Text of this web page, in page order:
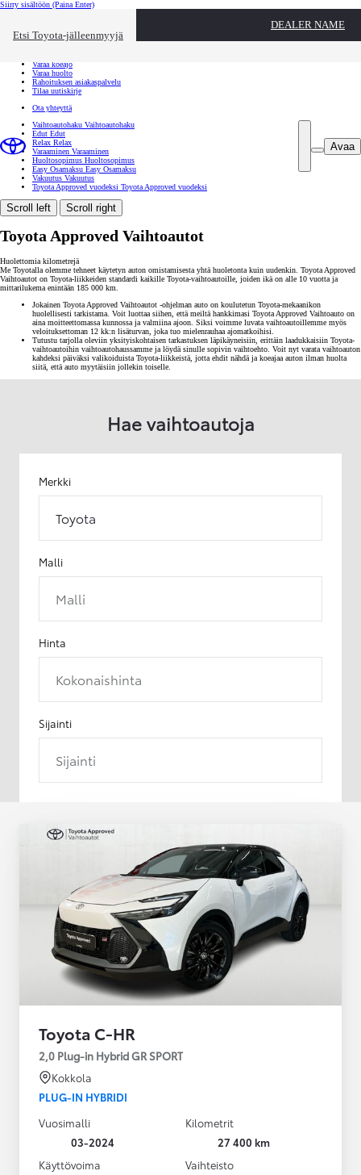
Siirry sisältöön (Paina Enter)
Etsi Toyota-jälleenmyyjä
DEALER NAME
Toyota palvelee Sulje
Varaa koeajo
Varaa huolto
Rahoituksen asiakaspalvelu
Tilaa uutiskirje
Ota yhteyttä
Avaa
Vaihtoautohaku Vaihtoautohaku
Edut Edut
Relax Relax
Varaaminen Varaaminen
Huoltosopimus Huoltosopimus
Easy Osamaksu Easy Osamaksu
Vakuutus Vakuutus
Toyota Approved vuodeksi Toyota Approved vuodeksi
Scroll left Scroll right
Toyota Approved Vaihtoautot
Huolettomia kilometrejä
Me Toyotalla olemme tehneet käytetyn auton omistamisesta yhtä huoletonta kuin uudenkin. Toyota Approved
Vaihtoautot on Toyota-liikkeiden standardi kaikille Toyota-vaihtoautoille, joiden ikä on alle 10 vuotta ja
mittarilukema enintään 185 000 km.
Jokainen Toyota Approved Vaihtoautot -ohjelman auto on koulutetun Toyota-mekaanikon
huolellisesti tarkistama. Voit luottaa siihen, että meiltä hankkimasi Toyota Approved Vaihtoauto on
aina moitteettomassa kunnossa ja valmiina ajoon. Siksi voimme luvata vaihtoautoillemme myös
veloituksettoman 12 kk:n lisäturvan, joka tuo mielenrauhaa ajomatkoihisi.
Tutustu tarjolla oleviin yksityiskohtaisen tarkastuksen läpikäyneisiin, erittäin laadukkaisiin Toyota-
vaihtoautoihin vaihtoautohaussamme ja löydä sinulle sopivin vaihtoehto. Voit nyt varata vaihtoauton
kahdeksi päiväksi valikoiduista Toyota-liikkeistä, jotta ehdit nähdä ja koeajaa auton ilman huolta
siitä, että auto myytäisiin jollekin toiselle.
Hae vaihtoautoja
Merkki
Toyota
Malli
Malli
Hinta
Kokonaishinta
Sijainti
Sijainti
Toyota C-HR
2,0 Plug-in Hybrid GR SPORT
Kokkola
PLUG-IN HYBRIDI
Vuosimalli
03-2024
Kilometrit
27 400 km
Käyttövoima
Vaihteisto